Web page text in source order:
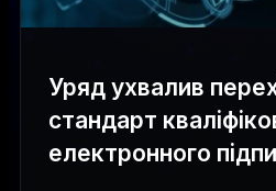
Уряд ухвалив
стандарт
електронного